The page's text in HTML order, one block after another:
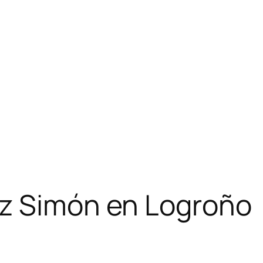
Simón en Logroño